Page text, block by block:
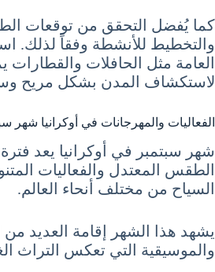
كما يُفضل التحقق من توقعات
والتخطيط للأنشطة وفقاً لذلك.
العامة مثل الحافلات والقطارات
لاستكشاف المدن بشكل مريح
الفعاليات والمهرجانات في أوكرانيا شهر
شهر سبتمبر في أوكرانيا يعد
الطقس المعتدل والفعاليات
السياح من مختلف أنحاء العالم.
يشهد هذا الشهر إقامة العديد من
والموسيقية التي تعكس التراث